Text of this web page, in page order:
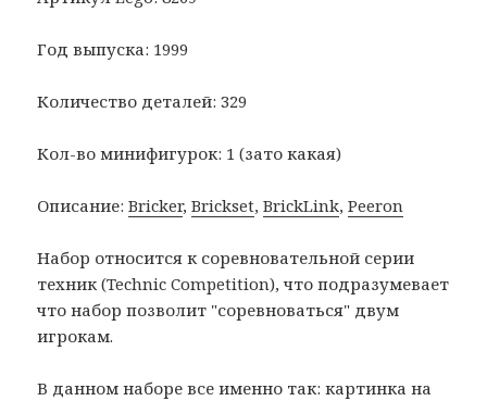
Год выпуска: 1999
Количество деталей: 329
Кол-во минифигурок: 1 (зато какая)
Описание:Bricker,Brickset,BrickLink,Peeron
Набор относится к соревновательной серии
техник (Technic Competition), что подразумевает
что набор позволит "соревноваться" двум
игрокам.
В данном наборе все именно так: картинка на